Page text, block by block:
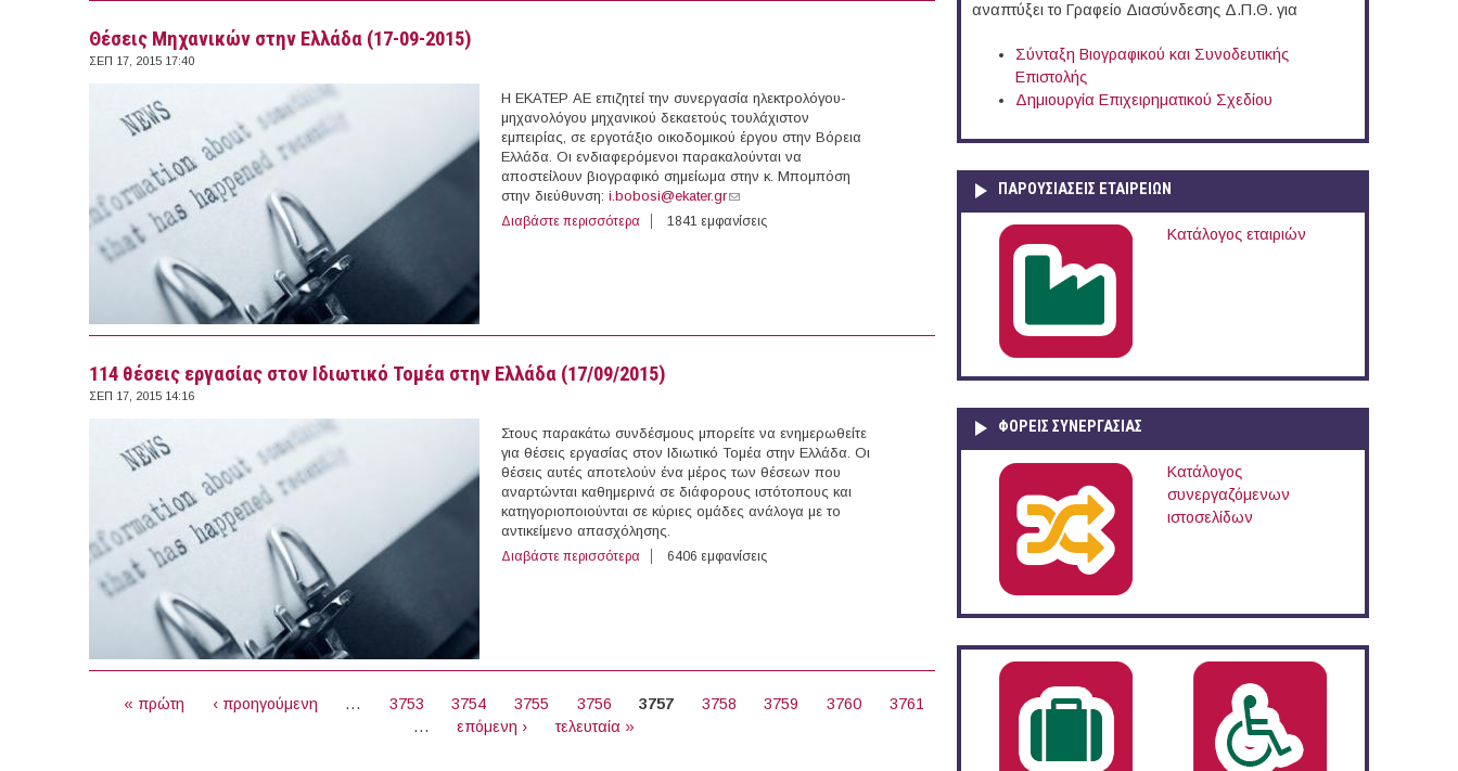
Θέσεις Μηχανικών στην Ελλάδα (17-09-2015)
ΣΕΠ 17, 2015 17:40
Η ΕΚΑΤΕΡ ΑΕ επιζητεί την συνεργασία ηλεκτρολόγου-
μηχανολόγου μηχανικού δεκαετούς τουλάχιστον
εμπειρίας, σε εργοτάξιο οικοδομικού έργου στην Βόρεια
Ελλάδα. Οι ενδιαφερόμενοι παρακαλούνται να
αποστείλουν βιογραφικό σημείωμα στην κ. Μπομπόση
στην διεύθυνση: i.bobosi@ekater.gr(link sends e-mail)
Διαβάστε περισσότερα για Θέσεις Μηχανικών στην Ελλάδα (17-09-2015)
1841 εμφανίσεις
114 θέσεις εργασίας στον Ιδιωτικό Τομέα στην Ελλάδα (17/09/2015)
ΣΕΠ 17, 2015 14:16
Στους παρακάτω συνδέσμους μπορείτε να ενημερωθείτε
για θέσεις εργασίας στον Ιδιωτικό Τομέα στην Ελλάδα. Οι
θέσεις αυτές αποτελούν ένα μέρος των θέσεων που
αναρτώνται καθημερινά σε διάφορους ιστότοπους και
κατηγοριοποιούνται σε κύριες ομάδες ανάλογα με το
αντικείμενο απασχόλησης.
Διαβάστε περισσότερα για 114 θέσεις εργασίας στον Ιδιωτικό Τομέα στην Ελλάδα (17/09/2015)
6406 εμφανίσεις
« πρώτη ‹ προηγούμενη … 3753 3754 3755 3756 3757 3758 3759 3760
3761
…
επόμενη › τελευταία »
αναπτύξει το Γραφείο Διασύνδεσης Δ.Π.Θ. για
Σύνταξη Βιογραφικού και Συνοδευτικής
Επιστολής
Δημιουργία Επιχειρηματικού Σχεδίου
ΠΑΡΟΥΣΙΆΣΕΙΣ ΕΤΑΙΡΕΙΏΝ
Κατάλογος εταιριών
ΦΟΡΕΙΣ ΣΥΝΕΡΓΑΣΙΑΣ
Κατάλογος
συνεργαζόμενων
ιστοσελίδων